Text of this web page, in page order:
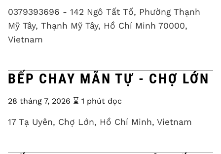
0379393696 - 142 Ngô Tất Tố, Phường Thạnh
Mỹ Tây, Thạnh Mỹ Tây, Hồ Chí Minh 70000,
Vietnam
BẾP CHAY MÃN TỰ - CHỢ LỚN
28 tháng 7, 2026 ⌛️ 1 phút đọc
17 Tạ Uyên, Chợ Lớn, Hồ Chí Minh, Vietnam